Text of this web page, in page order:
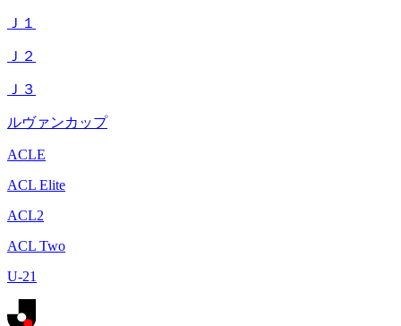
Ｊ１
Ｊ２
Ｊ３
ルヴァンカップ
ACLE
ACL Elite
ACL2
ACL Two
U-21